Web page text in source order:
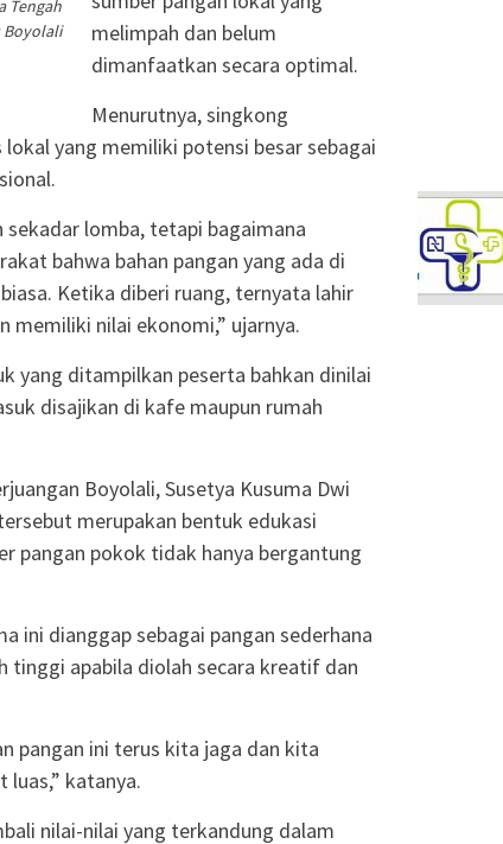
Tengah
Boyolali
melimpah dan belum
dimanfaatkan secara optimal.
Menurutnya, singkong
yang memiliki potensi besar sebagai
lomba, tetapi bagaimana
bahwa bahan pangan yang ada di
Ketika diberi ruang, ternyata lahir
memiliki nilai ekonomi,” ujarnya.
yang ditampilkan peserta bahkan dinilai
disajikan di kafe maupun rumah
Boyolali, Susetya Kusuma Dwi
merupakan bentuk edukasi
pangan pokok tidak hanya bergantung
ini dianggap sebagai pangan sederhana
tinggi apabila diolah secara kreatif dan
pangan ini terus kita jaga dan kita
luas,” katanya.
nilai-nilai yang terkandung dalam